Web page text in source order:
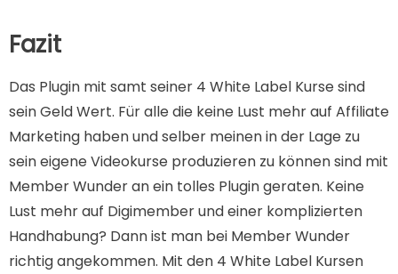
Fazit
Das Plugin mit samt seiner 4 White Label Kurse sind
sein Geld Wert. Für alle die keine Lust mehr auf Affiliate
Marketing haben und selber meinen in der Lage zu
sein eigene Videokurse produzieren zu können sind mit
Member Wunder an ein tolles Plugin geraten. Keine
Lust mehr auf Digimember und einer komplizierten
Handhabung? Dann ist man bei Member Wunder
richtig angekommen. Mit den 4 White Label Kursen